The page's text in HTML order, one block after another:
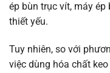
ép bùn trục vít, máy
thiết yếu.
Tuy nhiên, so với
việc dùng hóa chất